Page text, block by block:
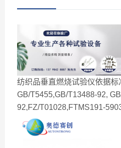
纺织品垂直燃烧试验仪依据标
GB/T5455,GB/T13488-92,
92,FZ/T01028,FTMS191-